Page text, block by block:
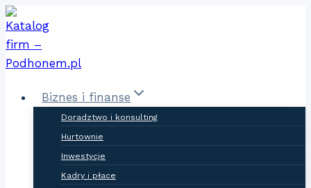
Skip
to
content
Biznes i finanse
Doradztwo i konsulting
Hurtownie
Inwestycje
Kadry i płace